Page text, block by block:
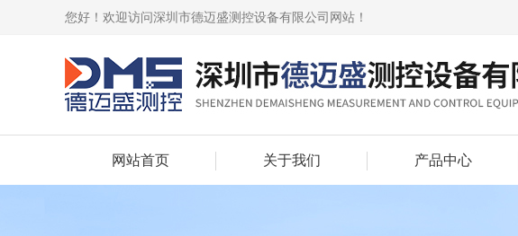
您好！欢迎访问深圳市德迈盛测控设备有限公司网站！
网站首页 关于我们 产品中心